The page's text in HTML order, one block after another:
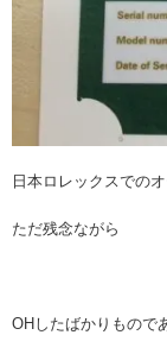
日本ロレックスでの
ただ残念ながら
OHしたばかりもので